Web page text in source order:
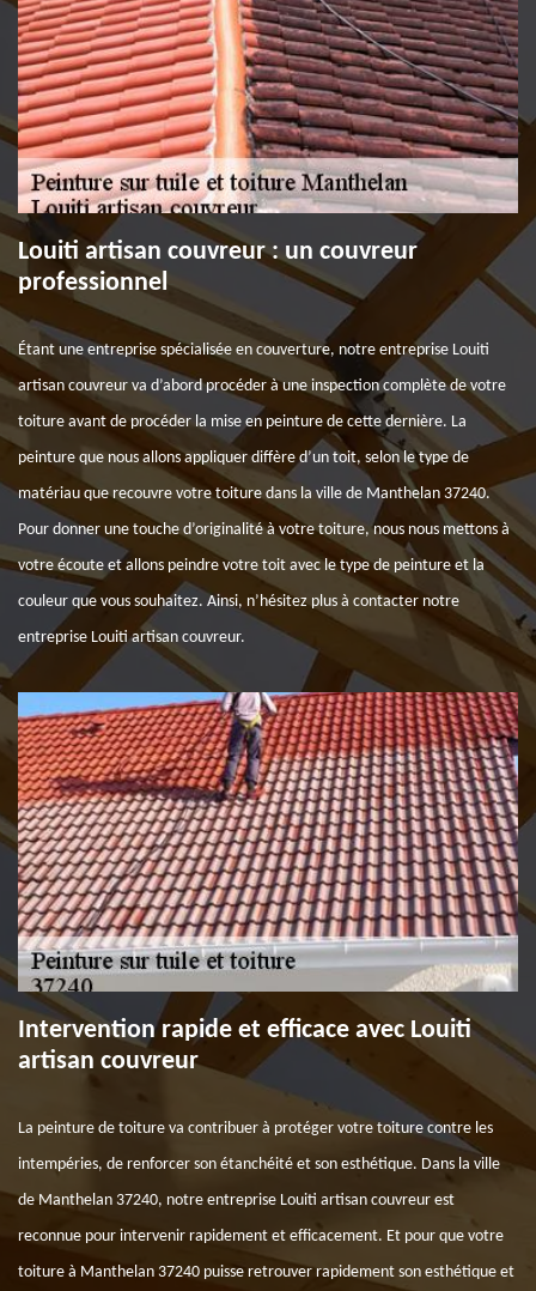
Louiti artisan couvreur : un couvreur
professionnel
Étant une entreprise spécialisée en couverture, notre entreprise Louiti
artisan couvreur va d’abord procéder à une inspection complète de votre
toiture avant de procéder la mise en peinture de cette dernière. La
peinture que nous allons appliquer diffère d’un toit, selon le type de
matériau que recouvre votre toiture dans la ville de Manthelan 37240.
Pour donner une touche d’originalité à votre toiture, nous nous mettons à
votre écoute et allons peindre votre toit avec le type de peinture et la
couleur que vous souhaitez. Ainsi, n’hésitez plus à contacter notre
entreprise Louiti artisan couvreur.
Intervention rapide et efficace avec Louiti
artisan couvreur
La peinture de toiture va contribuer à protéger votre toiture contre les
intempéries, de renforcer son étanchéité et son esthétique. Dans la ville
de Manthelan 37240, notre entreprise Louiti artisan couvreur est
reconnue pour intervenir rapidement et efficacement. Et pour que votre
toiture à Manthelan 37240 puisse retrouver rapidement son esthétique et